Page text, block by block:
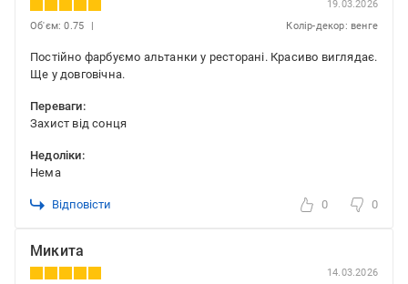
19.03.2026
Об'єм: 0.75
Колір-декор: венге
Постійно фарбуємо альтанки у ресторані. Красиво виглядає.
Ще у довговічна.
Переваги:
Захист від сонця
Недоліки:
Нема
Відповісти 0 0
Микита
14.03.2026